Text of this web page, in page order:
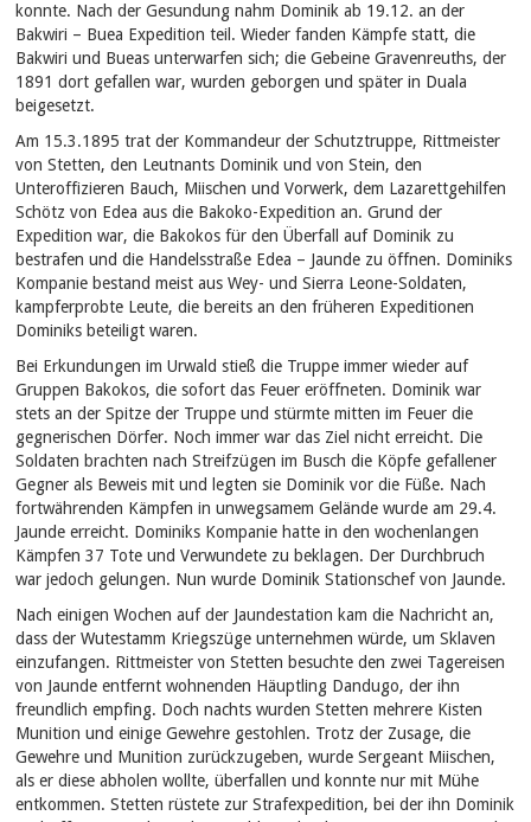
konnte. Nach der Gesundung nahm Dominik ab 19.12. an der
Bakwiri – Buea Expedition teil. Wieder fanden Kämpfe statt, die
Bakwiri und Bueas unterwarfen sich; die Gebeine Gravenreuths, der
1891 dort gefallen war, wurden geborgen und später in Duala
beigesetzt.
Am 15.3.1895 trat der Kommandeur der Schutztruppe, Rittmeister
von Stetten, den Leutnants Dominik und von Stein, den
Unteroffizieren Bauch, Miischen und Vorwerk, dem Lazarettgehilfen
Schötz von Edea aus die Bakoko-Expedition an. Grund der
Expedition war, die Bakokos für den Überfall auf Dominik zu
bestrafen und die Handelsstraße Edea – Jaunde zu öffnen. Dominiks
Kompanie bestand meist aus Wey- und Sierra Leone-Soldaten,
kampferprobte Leute, die bereits an den früheren Expeditionen
Dominiks beteiligt waren.
Bei Erkundungen im Urwald stieß die Truppe immer wieder auf
Gruppen Bakokos, die sofort das Feuer eröffneten. Dominik war
stets an der Spitze der Truppe und stürmte mitten im Feuer die
gegnerischen Dörfer. Noch immer war das Ziel nicht erreicht. Die
Soldaten brachten nach Streifzügen im Busch die Köpfe gefallener
Gegner als Beweis mit und legten sie Dominik vor die Füße. Nach
fortwährenden Kämpfen in unwegsamem Gelände wurde am 29.4.
Jaunde erreicht. Dominiks Kompanie hatte in den wochenlangen
Kämpfen 37 Tote und Verwundete zu beklagen. Der Durchbruch
war jedoch gelungen. Nun wurde Dominik Stationschef von Jaunde.
Nach einigen Wochen auf der Jaundestation kam die Nachricht an,
dass der Wutestamm Kriegszüge unternehmen würde, um Sklaven
einzufangen. Rittmeister von Stetten besuchte den zwei Tagereisen
von Jaunde entfernt wohnenden Häuptling Dandugo, der ihn
freundlich empfing. Doch nachts wurden Stetten mehrere Kisten
Munition und einige Gewehre gestohlen. Trotz der Zusage, die
Gewehre und Munition zurückzugeben, wurde Sergeant Miischen,
als er diese abholen wollte, überfallen und konnte nur mit Mühe
entkommen. Stetten rüstete zur Strafexpedition, bei der ihn Dominik